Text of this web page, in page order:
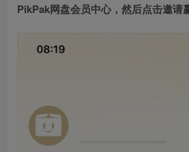
PikPak网盘会员中心，然后点击邀请